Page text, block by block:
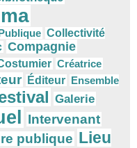
Collectivité
Compagnie
Créatrice
Éditeur Ensemble
Galerie
Intervenant
publique Lieu